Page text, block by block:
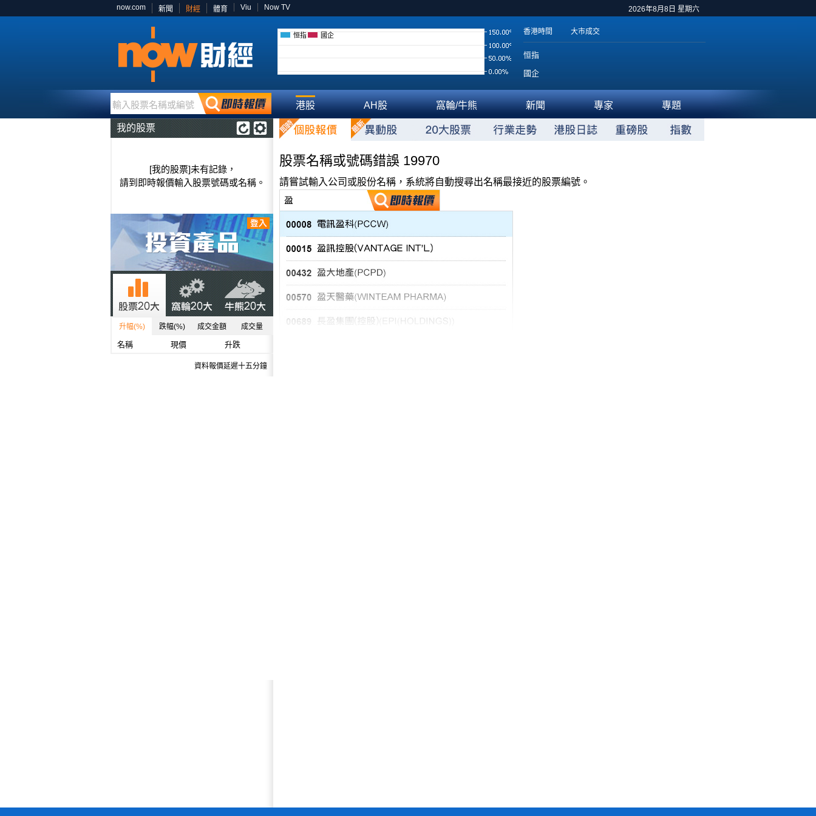
2026年8月8日 星期六
now.com 新聞 財經 體育 Viu Now TV
恒指 國企 香港時間 大市成交
恒指
國企
輸入股票名稱或編號 港股 AH股 窩輪/牛熊 新聞 專家 專題
我的股票
[我的股票]未有記錄，
請到即時報價輸入股票號碼或名稱。
升幅(%) 跌幅(%) 成交金額 成交量
名稱 現價 升跌
資料報價延遲十五分鐘
股票名稱或號碼錯誤 19970
請嘗試輸入公司或股份名稱，系統將自動搜尋出名稱最接近的股票編號。